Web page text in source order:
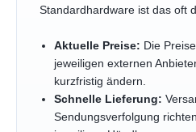
Standardhardware ist das oft
Aktuelle Preise: Die
jeweiligen externen
kurzfristig ändern.
Schnelle Lieferung:
Sendungsverfolgung